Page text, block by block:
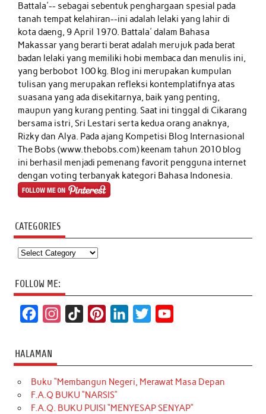
Battala'-- sebagai sebentuk penghargaan spesial pada
tanah tempat kelahiran--ini adalah lelaki yang lahir di
kota daeng, 9 April 1970. Battala' dalam Bahasa
Makassar yang berarti berat adalah merujuk pada berat
badan lelaki yang memiliki hobi membaca dan menulis ini,
yang berbobot 100 kg. Blog ini merupakan kumpulan
tulisan yang merupakan refleksi kontemplatifnya atas
suasana yang ada disekitarnya, baik yang penting,
maupun yang kurang penting. Saat ini tinggal di Cikarang
bersama istri, Sri Lestari serta kedua orang anaknya,
Rizky dan Alya. Pada ajang Kompetisi Blog Internasional
The Bobs (www.thebobs.com) keenam tahun 2010 blog
ini berhasil menjadi pemenang favorit pengguna internet
dengan voting terbanyak kategori Bahasa Indonesia.
CATEGORIES
Categories
FOLLOW ME:
c
e
b
o
t
a
g
T
o
k
t
e
r
k
e
d
t
t
e
T
u
b
HALAMAN
Buku “Membangun Negeri, Merawat Masa Depan
F.A.Q BUKU “NARSIS”
F.A.Q. BUKU PUISI “MENYESAP SENYAP”